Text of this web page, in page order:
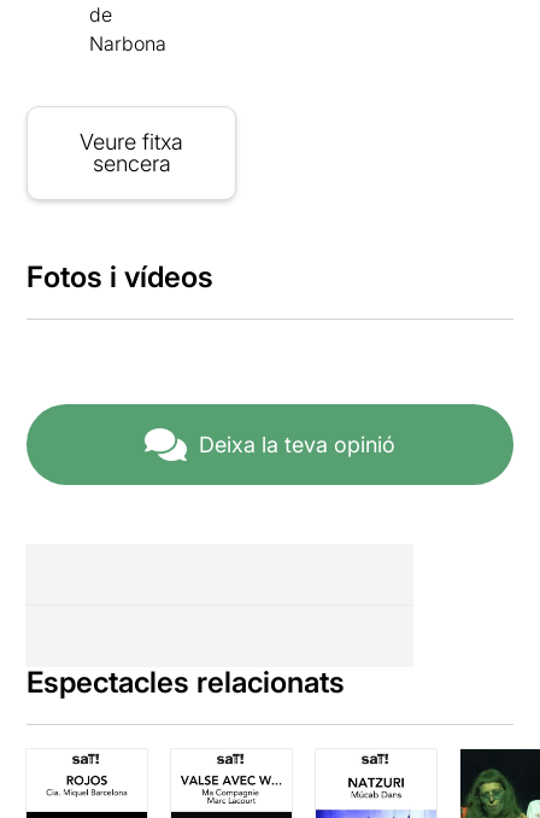
de
Narbona
Veure fitxa
sencera
Fotos i vídeos
Deixa la teva opinió
Espectacles relacionats